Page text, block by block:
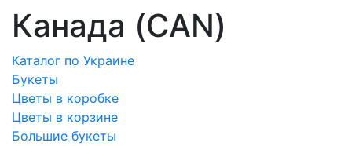
Канада (CAN)
Каталог по Украине
Букеты
Цветы в коробке
Цветы в корзине
Большие букеты